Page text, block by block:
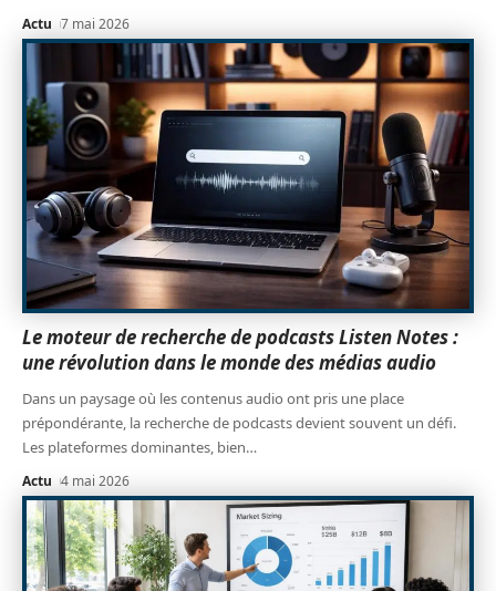
Actu 7 mai 2026
Le moteur de recherche de podcasts Listen Notes :
une révolution dans le monde des médias audio
Dans un paysage où les contenus audio ont pris une place
prépondérante, la recherche de podcasts devient souvent un défi.
Les plateformes dominantes, bien…
Actu 4 mai 2026